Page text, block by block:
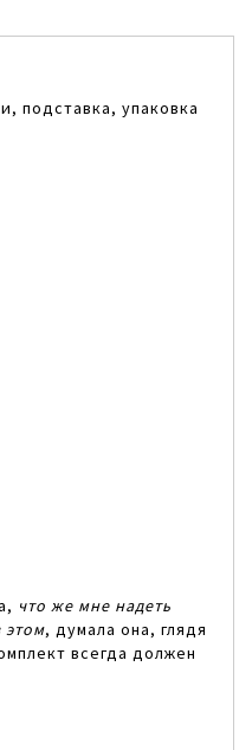
подставка, упаковка
что же мне надеть
этом, думала она, глядя
всегда должен